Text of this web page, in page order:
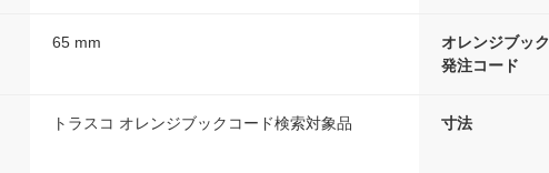
65 mm
オレンジブック
発注コード
トラスコ オレンジブックコード検索対象品 寸法